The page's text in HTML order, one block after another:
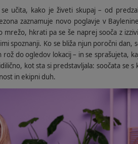
učita, kako je živeti skupaj – od
zaznamuje novo poglavje v
hkrati pa se še naprej sooča z
spoznanji. Ko se bliža njun poročni dan,
do ogledov lokacij – in se sprašujeta,
kot sta si predstavljala: soočata se
in ekipni duh.